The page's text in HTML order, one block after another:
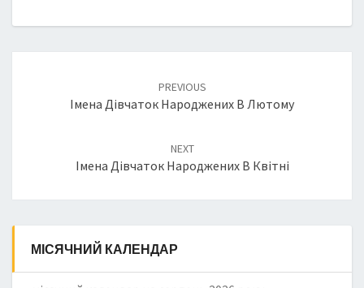
navigation
PREVIOUS
Імена Дівчаток Народжених В Лютому
NEXT
Імена Дівчаток Народжених В Квітні
МІСЯЧНИЙ КАЛЕНДАР